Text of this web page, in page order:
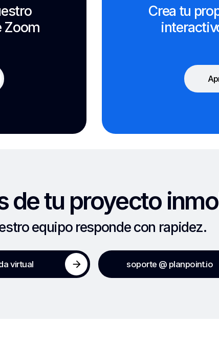
Zoom
Crea tu
de tu proyecto
equipo responde con rapidez.
virtual soporte @ planpoint.io